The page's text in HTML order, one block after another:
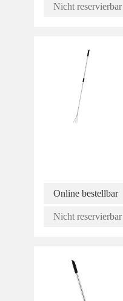
Nicht reservierbar
Online bestellbar
Nicht reservierbar